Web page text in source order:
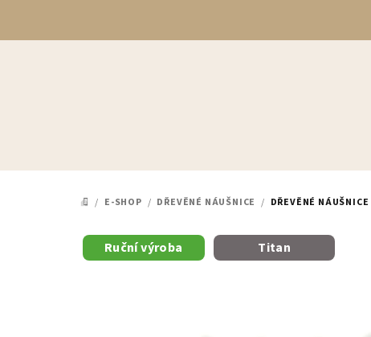
DOMŮ
/ E-SHOP / DŘEVĚNÉ NÁUŠNICE / DŘEVĚNÉ
Ruční výroba Titan